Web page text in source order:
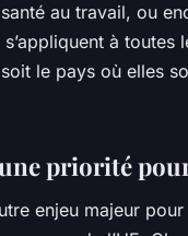
au travail, ou
à toutes
le pays où elles
priorité
enjeu majeur